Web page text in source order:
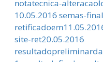
notatecnica-
10.05.2016 semas-
site-ret20.05.2016